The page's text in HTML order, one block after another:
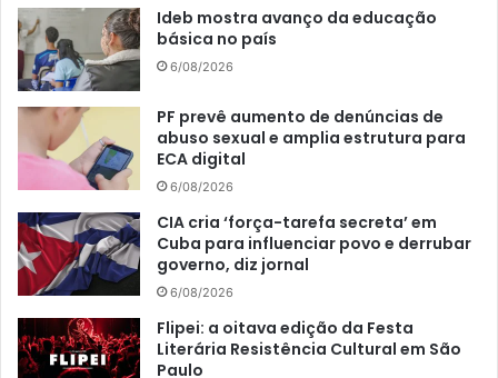
Ideb mostra avanço da educação
básica no país
6/08/2026
PF prevê aumento de denúncias de
abuso sexual e amplia estrutura para
ECA digital
6/08/2026
CIA cria ‘força-tarefa secreta’ em
Cuba para influenciar povo e derrubar
governo, diz jornal
6/08/2026
Flipei: a oitava edição da Festa
Literária Resistência Cultural em São
Paulo